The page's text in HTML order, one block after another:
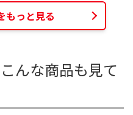
もっと見る
んな商品も見て